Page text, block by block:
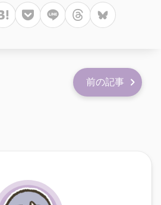
前の記事